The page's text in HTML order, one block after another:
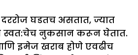
घडतच असतात, ज्यात
स्वत:चेच नुकसान करून घेतात.
इमेज खराब होणे एवढीच